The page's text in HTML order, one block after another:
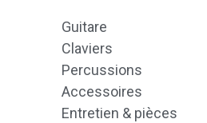
Guitare
Claviers
Percussions
Accessoires
Entretien & pièces